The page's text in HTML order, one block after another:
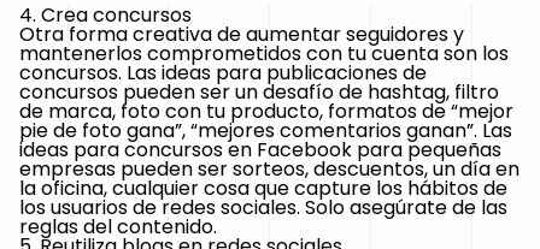
4. Crea concursos
Otra forma creativa de aumentar seguidores y
mantenerlos comprometidos con tu cuenta son los
concursos. Las ideas para publicaciones de
concursos pueden ser un desafío de hashtag, filtro
de marca, foto con tu producto, formatos de “mejor
pie de foto gana”, “mejores comentarios ganan”. Las
ideas para concursos en Facebook para pequeñas
empresas pueden ser sorteos, descuentos, un día en
la oficina, cualquier cosa que capture los hábitos de
los usuarios de redes sociales. Solo asegúrate de las
reglas del contenido.